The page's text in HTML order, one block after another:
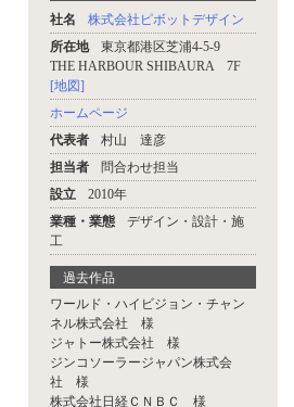
社名
株式会社ピボットデザイン
所在地
東京都港区芝浦4-5-9
THE HARBOUR SHIBAURA 7F
[地図]
ホームページ
代表者
村山 達彦
担当者
問合わせ担当
設立
2010年
業種・業態
デザイン・設計・施
工
過去作品
ワールド・ハイビジョン・チャン
ネル株式会社 様
ジャトー株式会社 様
ジンコソーラージャパン株式会
社 様
株式会社日経ＣＮＢＣ 様